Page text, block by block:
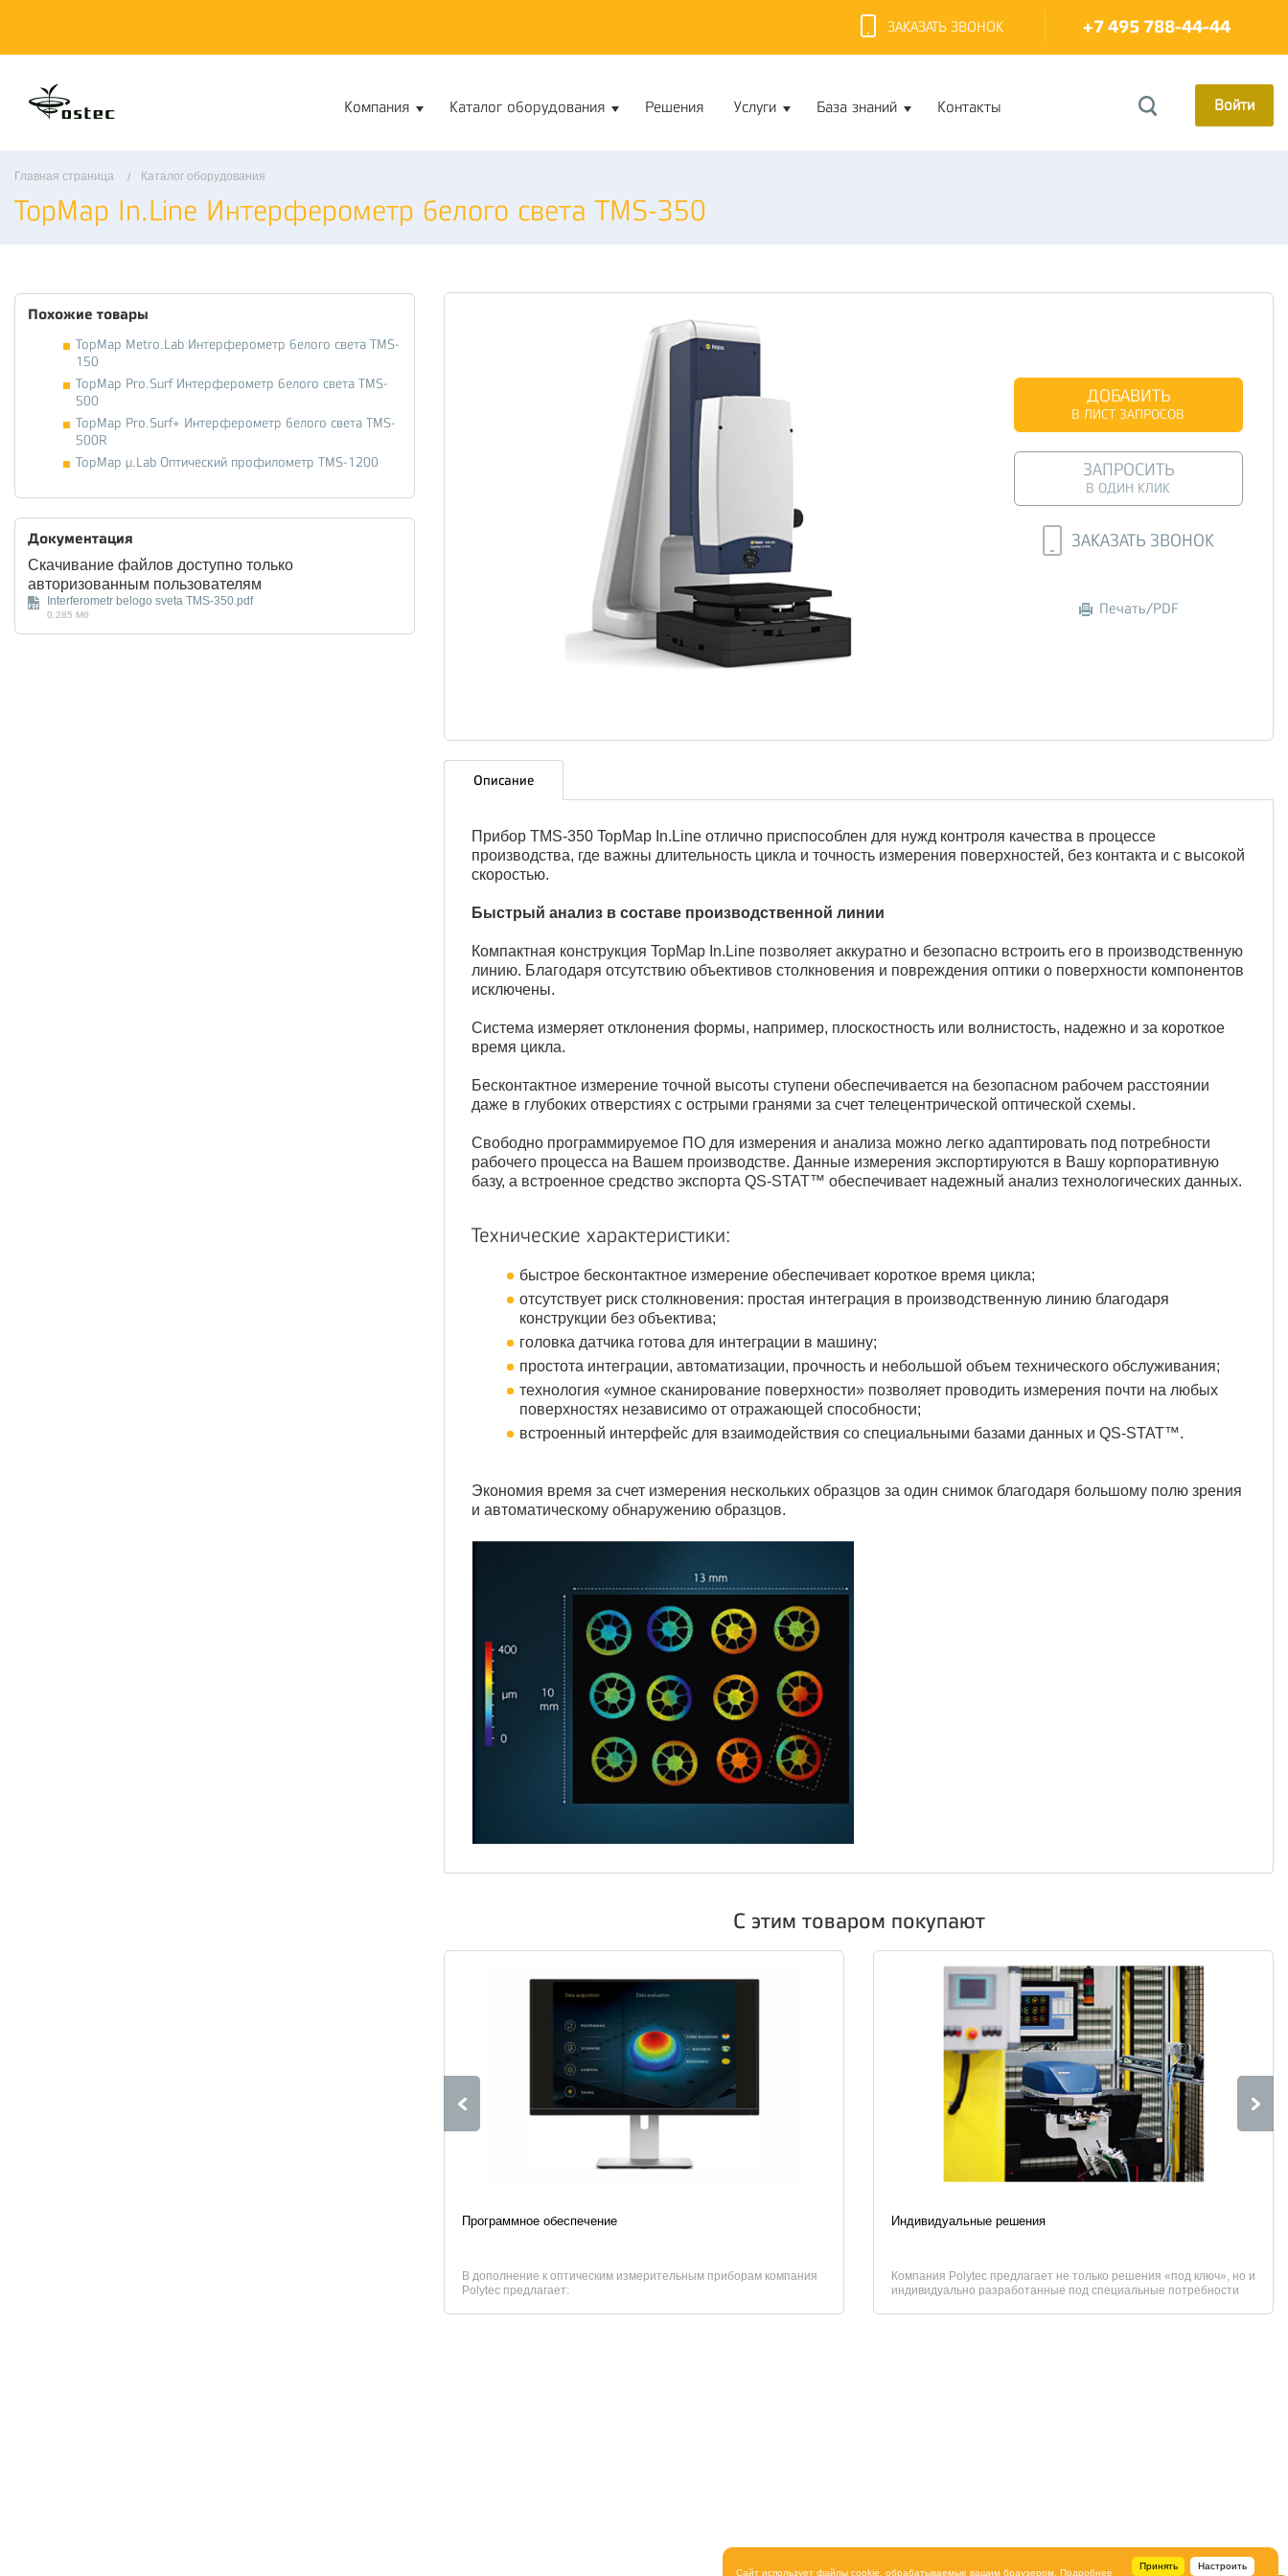
ЗАКАЗАТЬ ЗВОНОК +7 495 788-44-44
Компания Каталог оборудования Решения Услуги База знаний Контакты Войти
Главная страница Каталог оборудования
TopMap In.Line Интерферометр белого света TMS-350
ДОБАВИТЬ
В ЛИСТ ЗАПРОСОВ
ЗАПРОСИТЬ
В ОДИН КЛИК
ЗАКАЗАТЬ ЗВОНОК
Печать/PDF
Описание
Прибор TMS-350 TopMap In.Line отлично приспособлен для нужд контроля качества в процессе
производства, где важны длительность цикла и точность измерения поверхностей, без контакта и с высокой
скоростью.
Быстрый анализ в составе производственной линии
Компактная конструкция TopMap In.Line позволяет аккуратно и безопасно встроить его в производственную
линию. Благодаря отсутствию объективов столкновения и повреждения оптики о поверхности компонентов
исключены.
Система измеряет отклонения формы, например, плоскостность или волнистость, надежно и за короткое
время цикла.
Бесконтактное измерение точной высоты ступени обеспечивается на безопасном рабочем расстоянии
даже в глубоких отверстиях с острыми гранями за счет телецентрической оптической схемы.
Свободно программируемое ПО для измерения и анализа можно легко адаптировать под потребности
рабочего процесса на Вашем производстве. Данные измерения экспортируются в Вашу корпоративную
базу, а встроенное средство экспорта QS-STAT™ обеспечивает надежный анализ технологических данных.
Технические характеристики:
быстрое бесконтактное измерение обеспечивает короткое время цикла;
отсутствует риск столкновения: простая интеграция в производственную линию благодаря
конструкции без объектива;
головка датчика готова для интеграции в машину;
простота интеграции, автоматизации, прочность и небольшой объем технического обслуживания;
технология «умное сканирование поверхности» позволяет проводить измерения почти на любых
поверхностях независимо от отражающей способности;
встроенный интерфейс для взаимодействия со специальными базами данных и QS-STAT™.
Экономия время за счет измерения нескольких образцов за один снимок благодаря большому полю зрения
и автоматическому обнаружению образцов.
Похожие товары
TopMap Metro.Lab Интерферометр белого света TMS-
150
TopMap Pro.Surf Интерферометр белого света TMS-
500
TopMap Pro.Surf+ Интерферометр белого света TMS-
500R
TopMap μ.Lab Оптический профилометр TMS-1200
Документация
Скачивание файлов доступно только
авторизованным пользователям
Interferometr belogo sveta TMS-350.pdf
0.285 Мб
С этим товаром покупают
Программное обеспечение
В дополнение к оптическим измерительным приборам компания
Polytec предлагает:
Индивидуальные решения
Компания Polytec предлагает не только решения «под ключ», но и
индивидуально разработанные под специальные потребности
Сайт использует файлы cookie, обрабатываемые вашим браузером. Подробнее
Принять Настроить